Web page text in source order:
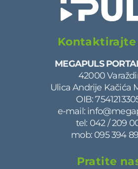
Kontaktirajte
MEGAPULS
42000
Ulica Andrije Kačića
OIB:
e-mail:
tel: 042 / 209
mob: 095 394
Pratite